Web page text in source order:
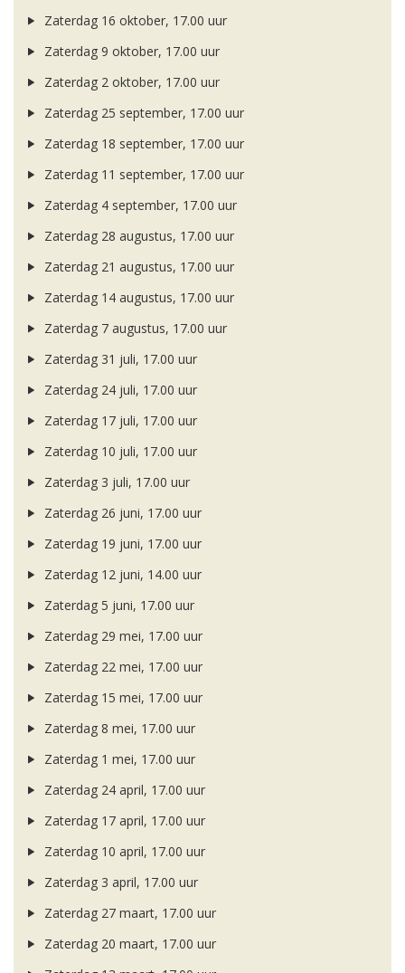
Zaterdag 16 oktober, 17.00 uur
Zaterdag 9 oktober, 17.00 uur
Zaterdag 2 oktober, 17.00 uur
Zaterdag 25 september, 17.00 uur
Zaterdag 18 september, 17.00 uur
Zaterdag 11 september, 17.00 uur
Zaterdag 4 september, 17.00 uur
Zaterdag 28 augustus, 17.00 uur
Zaterdag 21 augustus, 17.00 uur
Zaterdag 14 augustus, 17.00 uur
Zaterdag 7 augustus, 17.00 uur
Zaterdag 31 juli, 17.00 uur
Zaterdag 24 juli, 17.00 uur
Zaterdag 17 juli, 17.00 uur
Zaterdag 10 juli, 17.00 uur
Zaterdag 3 juli, 17.00 uur
Zaterdag 26 juni, 17.00 uur
Zaterdag 19 juni, 17.00 uur
Zaterdag 12 juni, 14.00 uur
Zaterdag 5 juni, 17.00 uur
Zaterdag 29 mei, 17.00 uur
Zaterdag 22 mei, 17.00 uur
Zaterdag 15 mei, 17.00 uur
Zaterdag 8 mei, 17.00 uur
Zaterdag 1 mei, 17.00 uur
Zaterdag 24 april, 17.00 uur
Zaterdag 17 april, 17.00 uur
Zaterdag 10 april, 17.00 uur
Zaterdag 3 april, 17.00 uur
Zaterdag 27 maart, 17.00 uur
Zaterdag 20 maart, 17.00 uur